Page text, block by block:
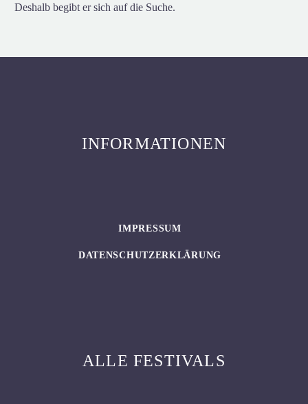
Deshalb begibt er sich auf die Suche.
INFORMATIONEN
IMPRESSUM
DATENSCHUTZERKLÄRUNG
ALLE FESTIVALS